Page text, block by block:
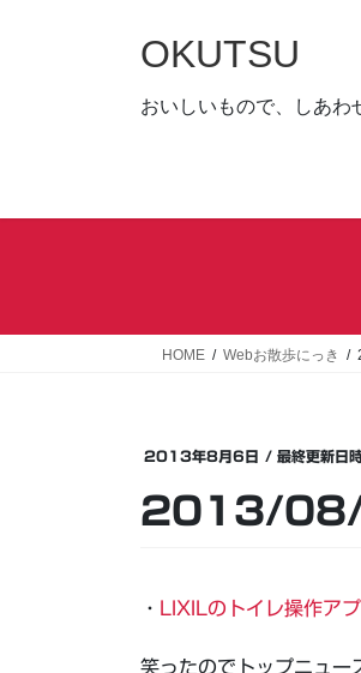
キ
に
OKUTSU
おいしいもので、しあわ
HOME Webお散歩にっき
2013年8月6日 / 最終更新日
2013/
・ LIXILのトイレ操作ア
笑ったのでトップニュー